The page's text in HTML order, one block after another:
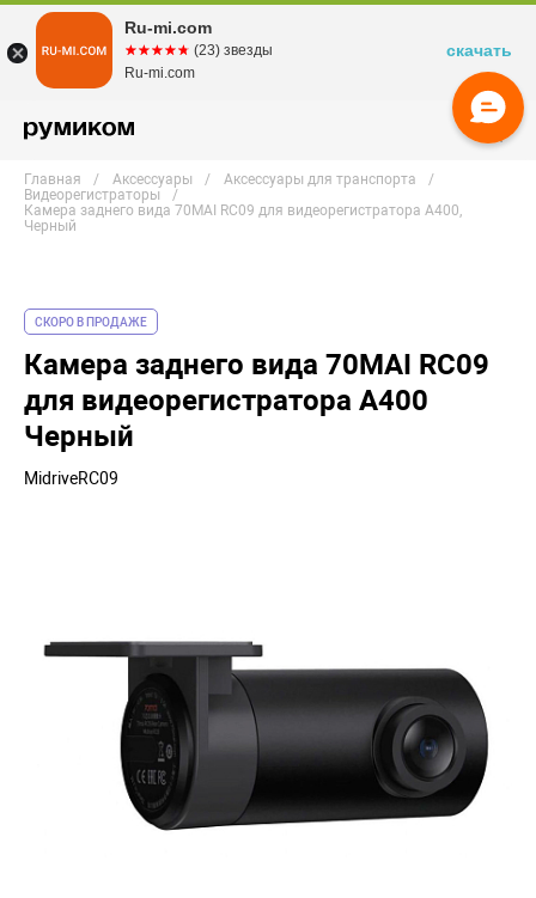
Главная Аксессуары
Аксессуары для транспорта
Видеорегистраторы
Камера заднего вида 70MAI RC09 для видеорегистратора A400,
Черный
СКОРО В ПРОДАЖЕ
Камера заднего вида 70MAI RC09
для видеорегистратора A400
Черный
MidriveRC09
Ru-mi.com
☆☆☆☆☆
★★★★★ (23) звезды
Ru-mi.com
скачать